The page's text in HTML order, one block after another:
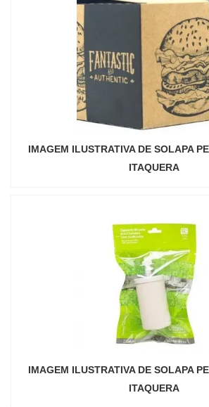
IMAGEM ILUSTRATIVA DE SOLAPA
ITAQUERA
IMAGEM ILUSTRATIVA DE SOLAPA
ITAQUERA